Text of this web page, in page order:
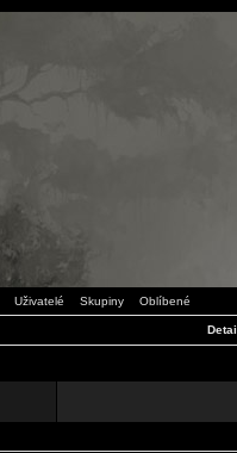
Uživatelé Skupiny Oblíbené